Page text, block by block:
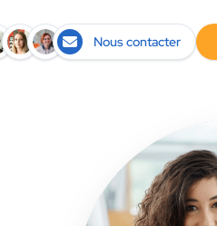
Nous contacter